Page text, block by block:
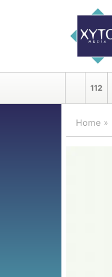
112
Home